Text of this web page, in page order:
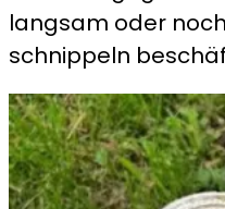
langsam oder
schnippeln